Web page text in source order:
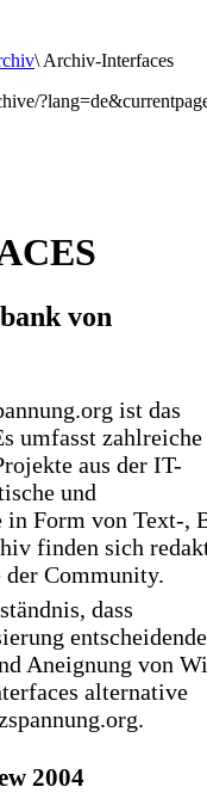
\ Archiv-Interfaces
von
ist das
umfasst zahlreiche
aus der IT-
und
in Form von Text-,
finden sich
der Community.
dass
entscheidende
Aneignung von
alternative
2004